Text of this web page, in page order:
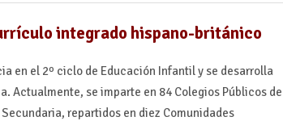
integrado hispano-británico
en el 2º ciclo de Educación Infantil y se desarrolla
Actualmente, se imparte en 84 Colegios Públicos de
repartidos en diez Comunidades